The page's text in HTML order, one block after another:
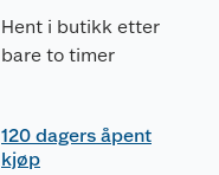
Hent i butikk etter
bare to timer
120 dagers åpent
kjøp